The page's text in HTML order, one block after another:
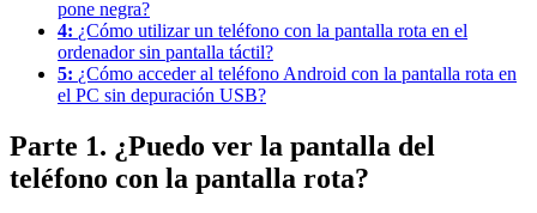
pone negra?
4: ¿Cómo utilizar un teléfono con la pantalla rota en el
ordenador sin pantalla táctil?
5: ¿Cómo acceder al teléfono Android con la pantalla rota en
el PC sin depuración USB?
Parte 1. ¿Puedo ver la pantalla del
teléfono con la pantalla rota?